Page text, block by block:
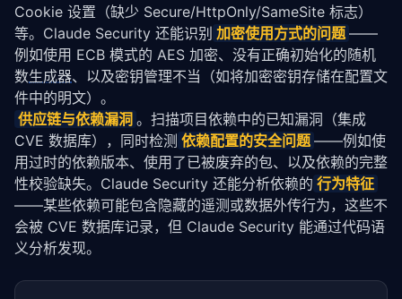
Cookie 设置（缺少 Secure/HttpOnly/SameSite 标志）
等。Claude Security 还能识别 加密使用方式的问题 ——
例如使用 ECB 模式的 AES 加密、没有正确初始化的随机
数生成器、以及密钥管理不当（如将加密密钥存储在配置文
件中的明文）。
供应链与依赖漏洞 。扫描项目依赖中的已知漏洞（集成
CVE 数据库），同时检测 依赖配置的安全问题 ——例如使
用过时的依赖版本、使用了已被废弃的包、以及依赖的完整
性校验缺失。Claude Security 还能分析依赖的 行为特征
——某些依赖可能包含隐藏的遥测或数据外传行为，这些不
会被 CVE 数据库记录，但 Claude Security 能通过代码语
义分析发现。